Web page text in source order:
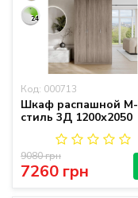
24
Код: 000713
Шкаф распашной М-
стиль 3Д 1200х2050
7260 грн
9080 грн